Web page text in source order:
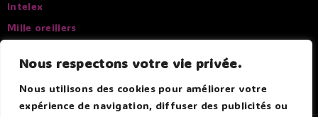
Nous respectons votre vie privée.
Nous utilisons des cookies pour améliorer votre
expérience de navigation, diffuser des publicités ou
Intelex
Mille oreillers
Sissel